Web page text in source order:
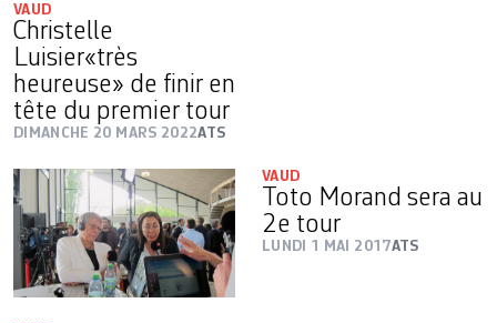
VAUD
Christelle
Luisier«très
heureuse» de finir en
tête du premier tour
DIMANCHE 20 MARS 2022ATS
VAUD
Toto Morand sera au
2e tour
LUNDI 1 MAI 2017ATS